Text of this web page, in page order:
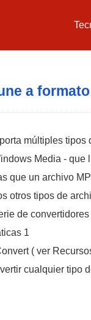
a
múltiples tipos
Media - que
que un archivo
otros tipos de
de
1
( ver
cualquier tipo